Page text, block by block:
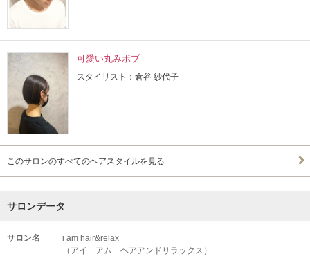
可愛い丸みボブ
スタイリスト：倉谷 紗代子
このサロンのすべてのヘアスタイルを見る
サロンデータ
サロン名
i am hair&relax
（アイ アム ヘアアンドリラックス）